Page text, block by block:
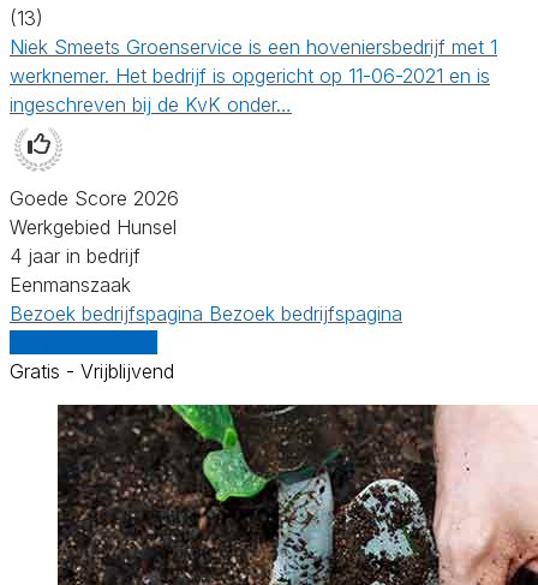
(13)
Niek Smeets Groenservice is een hoveniersbedrijf met 1
werknemer. Het bedrijf is opgericht op 11-06-2021 en is
ingeschreven bij de KvK onder…
Goede Score 2026
Werkgebied Hunsel
4 jaar in bedrijf
Eenmanszaak
Bezoek bedrijfspagina Bezoek bedrijfspagina
Gratis - Vrijblijvend